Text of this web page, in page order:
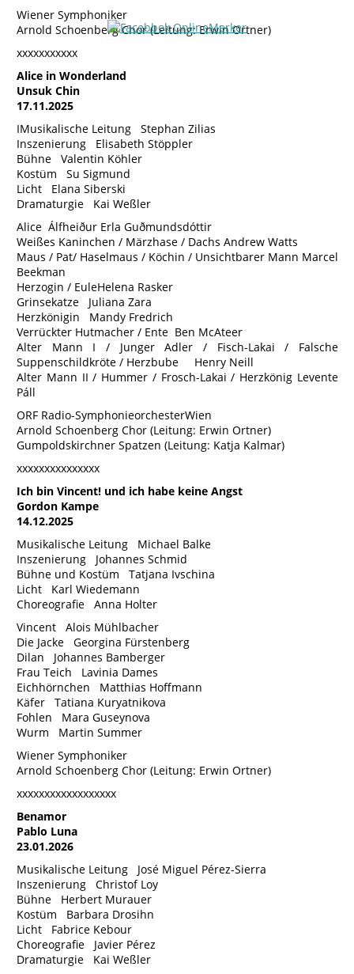
Wiener Symphoniker
Arnold Schoenberg Chor (Leitung: Erwin Ortner)
xxxxxxxxxxx
Alice in Wonderland
Unsuk Chin
17.11.2025
IMusikalische Leitung Stephan Zilias
Inszenierung Elisabeth Stöppler
Bühne Valentin Köhler
Kostüm Su Sigmund
Licht Elana Siberski
Dramaturgie Kai Weßler
Alice Álfheiður Erla Guðmundsdóttir
Weißes Kaninchen / Märzhase / Dachs Andrew Watts
Maus / Pat/ Haselmaus / Köchin / Unsichtbarer Mann Marcel
Beekman
Herzogin / EuleHelena Rasker
Grinsekatze Juliana Zara
Herzkönigin Mandy Fredrich
Verrückter Hutmacher / Ente Ben McAteer
Alter Mann I / Junger Adler / Fisch-Lakai / Falsche
Suppenschildkröte / Herzbube Henry Neill
Alter Mann II / Hummer / Frosch-Lakai / Herzkönig Levente
Páll
ORF Radio-SymphonieorchesterWien
Arnold Schoenberg Chor (Leitung: Erwin Ortner)
Gumpoldskirchner Spatzen (Leitung: Katja Kalmar)
xxxxxxxxxxxxxxx
Ich bin Vincent! und ich habe keine Angst
Gordon Kampe
14.12.2025
Musikalische Leitung Michael Balke
Inszenierung Johannes Schmid
Bühne und Kostüm Tatjana Ivschina
Licht Karl Wiedemann
Choreografie Anna Holter
Vincent Alois Mühlbacher
Die Jacke Georgina Fürstenberg
Dilan Johannes Bamberger
Frau Teich Lavinia Dames
Eichhörnchen Matthias Hoffmann
Käfer Tatiana Kuryatnikova
Fohlen Mara Guseynova
Wurm Martin Summer
Wiener Symphoniker
Arnold Schoenberg Chor (Leitung: Erwin Ortner)
xxxxxxxxxxxxxxxxxx
Benamor
Pablo Luna
23.01.2026
Musikalische Leitung José Miguel Pérez-Sierra
Inszenierung Christof Loy
Bühne Herbert Murauer
Kostüm Barbara Drosihn
Licht Fabrice Kebour
Choreografie Javier Pérez
Dramaturgie Kai Weßler